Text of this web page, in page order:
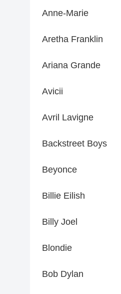
Anne-Marie
Aretha Franklin
Ariana Grande
Avicii
Avril Lavigne
Backstreet Boys
Beyonce
Billie Eilish
Billy Joel
Blondie
Bob Dylan